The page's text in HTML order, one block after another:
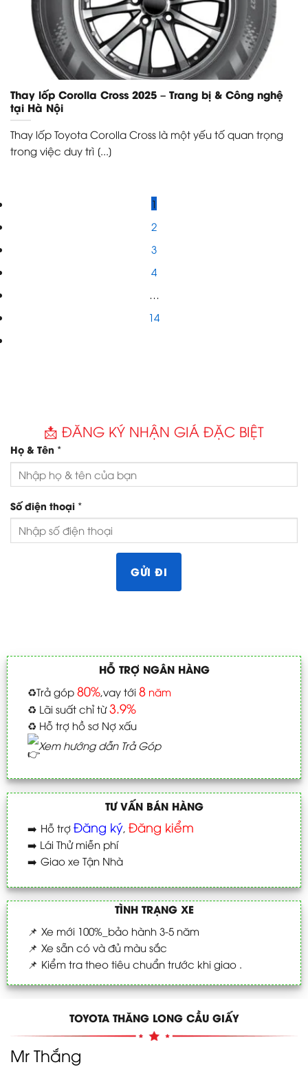
Thay lốp Corolla Cross 2025 – Trang bị & Công nghệ
tại Hà Nội
Thay lốp Toyota Corolla Cross là một yếu tố quan trọng
trong việc duy trì [...]
1
2
3
4
14
📩 ĐĂNG KÝ NHẬN GIÁ ĐẶC BIỆT
Họ & Tên *
Số điện thoại *
HỖ TRỢ NGÂN HÀNG
♻️Trả góp 80%,vay tới 8năm
♻️ Lãi suất chỉ từ3.9%
♻️ Hỗ trợ hồ sơ Nợ xấu
Xem hướng dẫn Trả Góp
TƯ VẤN BÁN HÀNG
➡️ Hỗ trợ Đăng ký, Đăng kiểm
➡️ Lái Thử miễn phí
➡️ Giao xe Tận Nhà
TÌNH TRẠNG XE
📌 Xe mới 100%_bảo hành 3-5 năm
📌 Xe sẵn có và đủ màu sắc
📌 Kiểm tra theo tiêu chuẩn trước khi giao .
TOYOTA THĂNG LONG CẦU GIẤY
Mr Thắng